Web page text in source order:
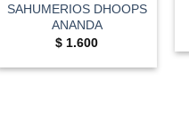
SAHUMERIOS DHOOPS
ANANDA
$ 1.600